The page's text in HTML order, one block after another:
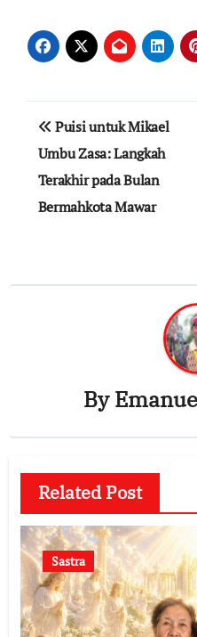
Post
navigation
Puisi untuk Mikael
Umbu Zasa: Langkah
Terakhir pada Bulan
Bermahkota Mawar
By
Related Post
Sastra